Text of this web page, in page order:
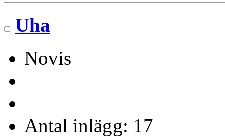
Uha
Novis
Antal inlägg: 17